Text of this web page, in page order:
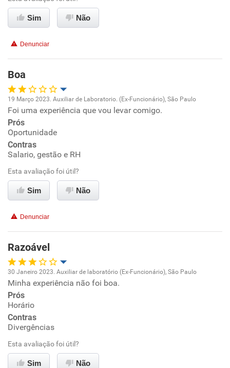
Conciliação com a vida familiar
Não recomenda a diretoria
Sim Não
Denunciar
Boa
Oportunidade de promoção
Ambiente de trabalho
Benefícios
Não recomenda esta empresa
19 Março 2023. Auxiliar de Laboratorio. (Ex-Funcionário), São Paulo
Foi uma experiência que vou levar comigo.
Prós
Oportunidade
Contras
Salario, gestão e RH
Esta avaliação foi útil?
Sim Não
Denunciar
Razoável
Oportunidade de promoção
Ambiente de trabalho
Benefícios
30 Janeiro 2023. Auxiliar de laboratório (Ex-Funcionário), São Paulo
Minha experiência não foi boa.
Prós
Horário
Contras
Divergências
Esta avaliação foi útil?
Sim Não